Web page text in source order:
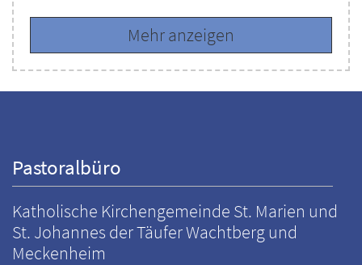
Mehr anzeigen
Pastoralbüro
Katholische Kirchengemeinde St. Marien und
St. Johannes der Täufer Wachtberg und
Meckenheim